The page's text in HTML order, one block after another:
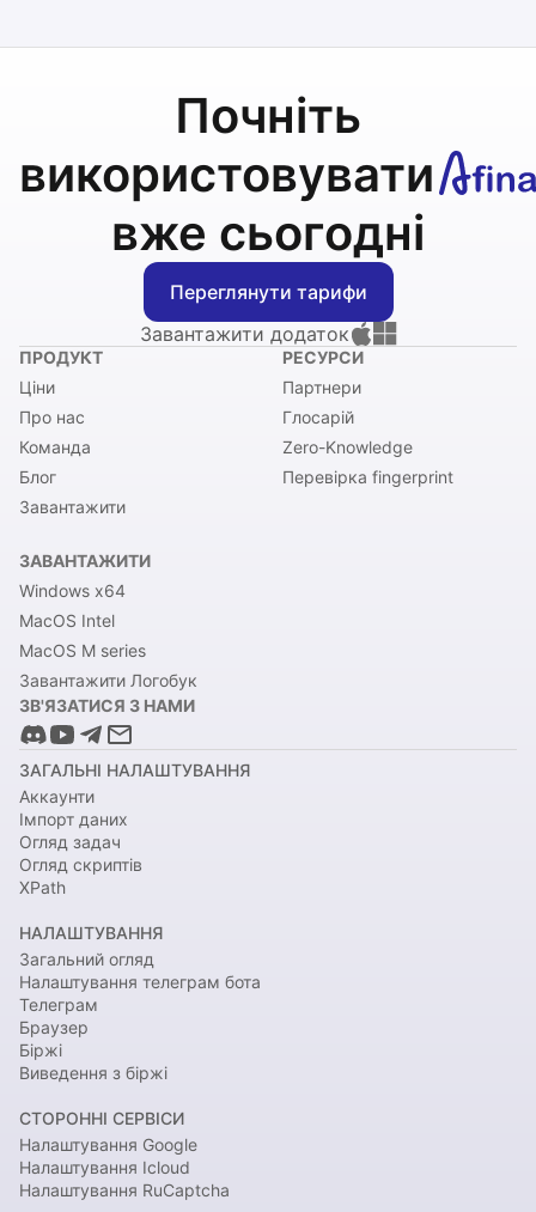
Почніть
використовувати
вже сьогодні
Переглянути тарифи
Завантажити додаток
ПРОДУКТ
Ціни
Про нас
Команда
Блог
Завантажити
РЕСУРСИ
Партнери
Глосарій
Zero-Knowledge
Перевірка fingerprint
ЗАВАНТАЖИТИ
Windows x64
MacOS Intel
MacOS M series
Завантажити Логобук
ЗВ'ЯЗАТИСЯ З НАМИ
ЗАГАЛЬНІ НАЛАШТУВАННЯ
Аккаунти
Імпорт даних
Огляд задач
Огляд скриптів
XPath
НАЛАШТУВАННЯ
Загальний огляд
Налаштування телеграм бота
Телеграм
Браузер
Біржі
Виведення з біржі
СТОРОННІ СЕРВІСИ
Налаштування Google
Налаштування Icloud
Налаштування RuCaptcha